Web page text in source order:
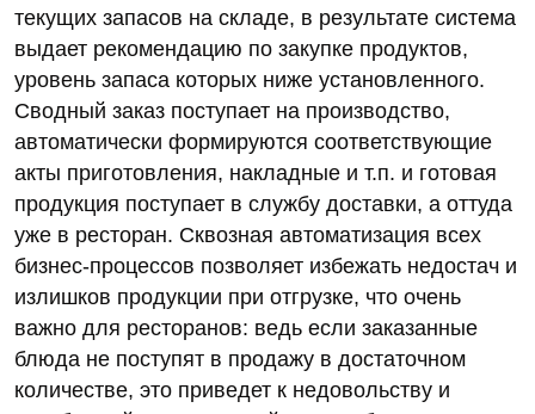
текущих запасов на складе, в результате система
выдает рекомендацию по закупке продуктов,
уровень запаса которых ниже установленного.
Сводный заказ поступает на производство,
автоматически формируются соответствующие
акты приготовления, накладные и т.п. и готовая
продукция поступает в службу доставки, а оттуда
уже в ресторан. Сквозная автоматизация всех
бизнес-процессов позволяет избежать недостач и
излишков продукции при отгрузке, что очень
важно для ресторанов: ведь если заказанные
блюда не поступят в продажу в достаточном
количестве, это приведет к недовольству и